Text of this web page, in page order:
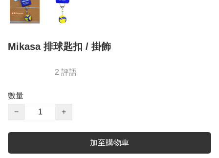
Mikasa 排球匙扣 / 掛飾
2 評語
數量
−
+
加至購物車